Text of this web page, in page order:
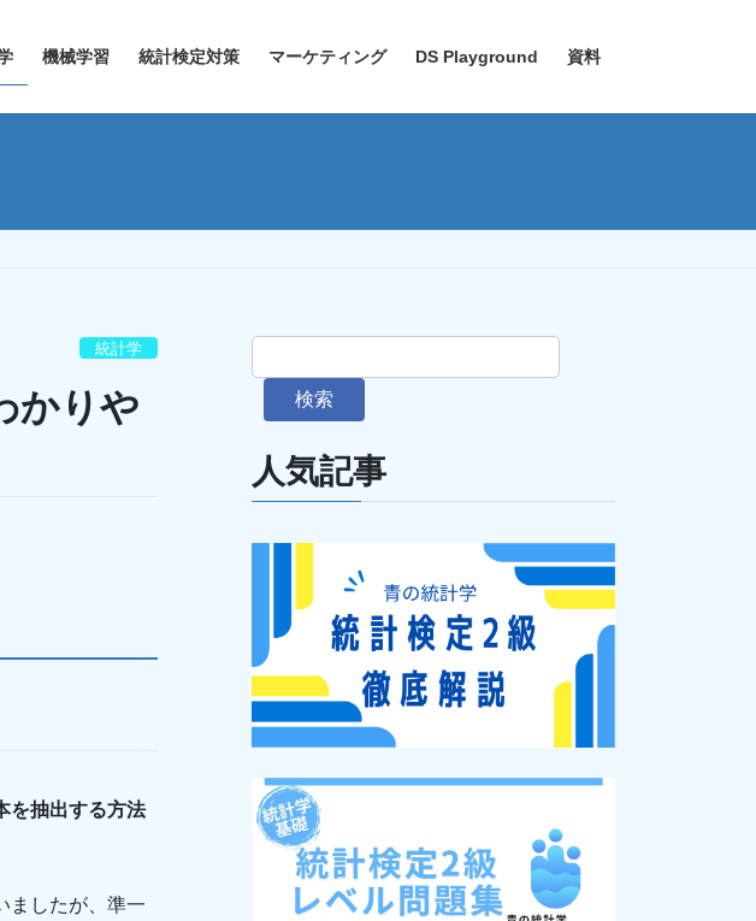
機械学習 統計検定対策 マーケティング DS Playground 資料
統計学
かりや
を抽出する方法
ましたが、準一
検索
人気記事